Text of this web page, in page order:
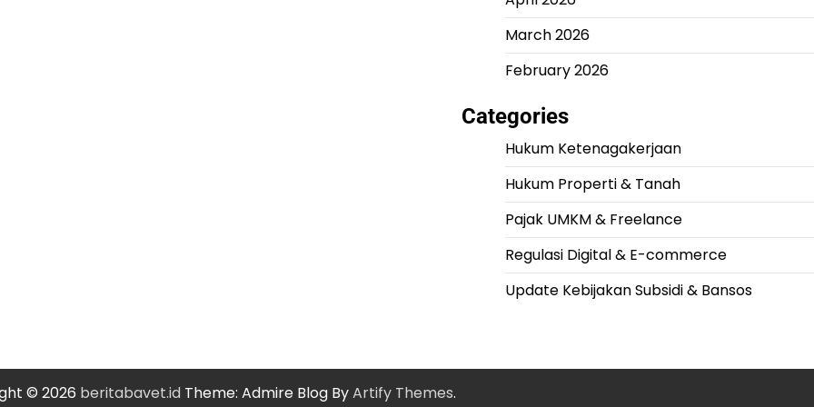
March 2026
February 2026
Categories
Hukum Ketenagakerjaan
Hukum Properti & Tanah
Pajak UMKM & Freelance
Regulasi Digital & E-commerce
Update Kebijakan Subsidi & Bansos
© 2026 beritabavet.id Theme: Admire Blog ByArtify Themes.